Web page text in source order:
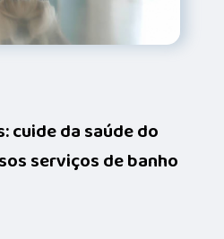
cuide da saúde do
serviços de banho